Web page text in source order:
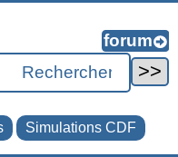
Simulations CDF